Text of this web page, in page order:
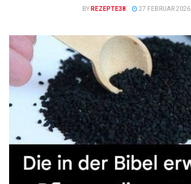
BY REZEPTE38 27 FEBRUAR 2026